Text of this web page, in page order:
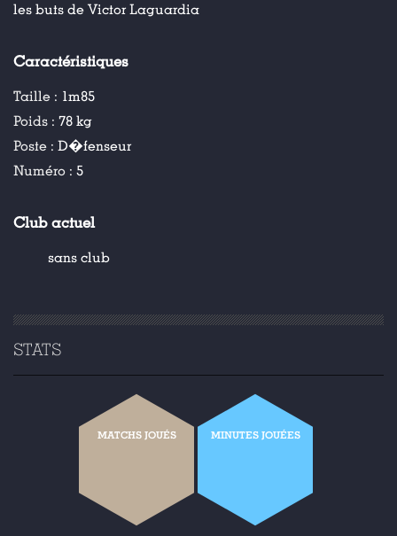
les buts de Victor Laguardia
Caractéristiques
Taille : 1m85
Poids : 78 kg
Poste : D�fenseur
Numéro : 5
Club actuel
sans club
STATS
MATCHS JOUÉS MINUTES JOUÉES